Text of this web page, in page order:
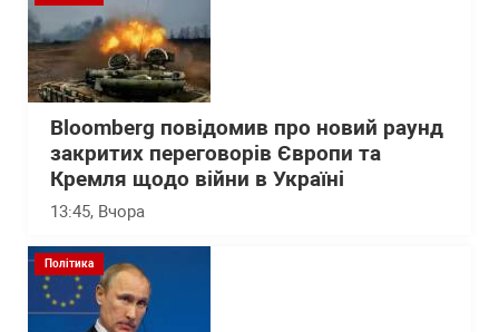
Bloomberg повідомив про новий раунд
закритих переговорів Європи та
Кремля щодо війни в Україні
13:45, Вчора
Політика